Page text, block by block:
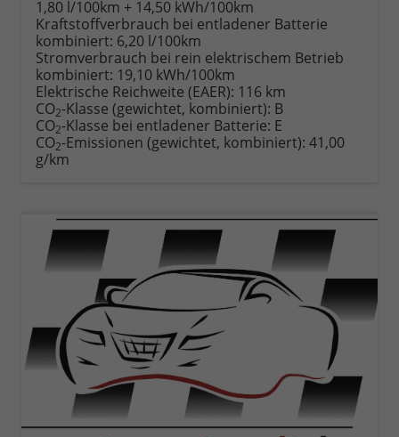
druckenoder
vergleichen
1,80 l/100km + 14,50 kWh/100km
Kraftstoffverbrauch bei entladener Batterie
kombiniert: 6,20 l/100km
Stromverbrauch bei rein elektrischem Betrieb
kombiniert: 19,10 kWh/100km
Elektrische Reichweite (EAER): 116 km
CO2-Klasse (gewichtet, kombiniert): B
CO2-Klasse bei entladener Batterie: E
CO2-Emissionen (gewichtet, kombiniert): 41,00
g/km